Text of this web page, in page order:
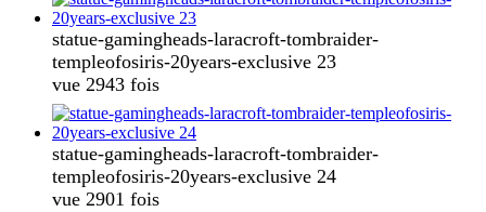
statue-gamingheads-laracroft-tombraider-
templeofosiris-20years-exclusive 23
vue 2943 fois
statue-gamingheads-laracroft-tombraider-
templeofosiris-20years-exclusive 24
vue 2901 fois